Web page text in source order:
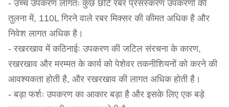
- उच्च उपकरण लागतः कुछ छोटे रबर प्रसंस्करण उपकरणों की
तुलना में, 110L गिरने वाले रबर मिक्सर की कीमत अधिक है और
निवेश लागत अधिक है।
- रखरखाव में कठिनाईः उपकरण की जटिल संरचना के कारण,
रखरखाव और मरम्मत के कार्य को पेशेवर तकनीशियनों को करने की
आवश्यकता होती है, और रखरखाव की लागत अधिक होती है।
- बड़ा फर्शः उपकरण का आकार बड़ा है और इसके लिए एक बड़े